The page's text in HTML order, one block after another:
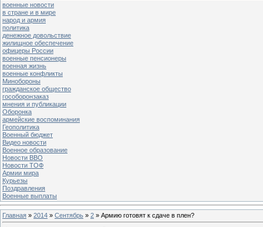
военные новости
в стране и в мире
народ и армия
политика
денежное довольствие
жилищное обеспечение
офицеры России
военные пенсионеры
военная жизнь
военные конфликты
Минобороны
гражданское общество
гособоронзаказ
мнения и публикации
Оборонка
армейские воспоминания
Геополитика
Военный бюджет
Видео новости
Военное образование
Новости ВВО
Новости ТОФ
Армии мира
Курьезы
Поздравления
Военные выплаты
Главная » 2014 » Сентябрь » 2 » Армию готовят к сдаче в плен?